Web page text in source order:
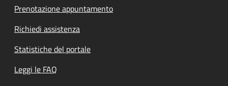
Prenotazione appuntamento
Richiedi assistenza
Statistiche del portale
Leggi le FAQ